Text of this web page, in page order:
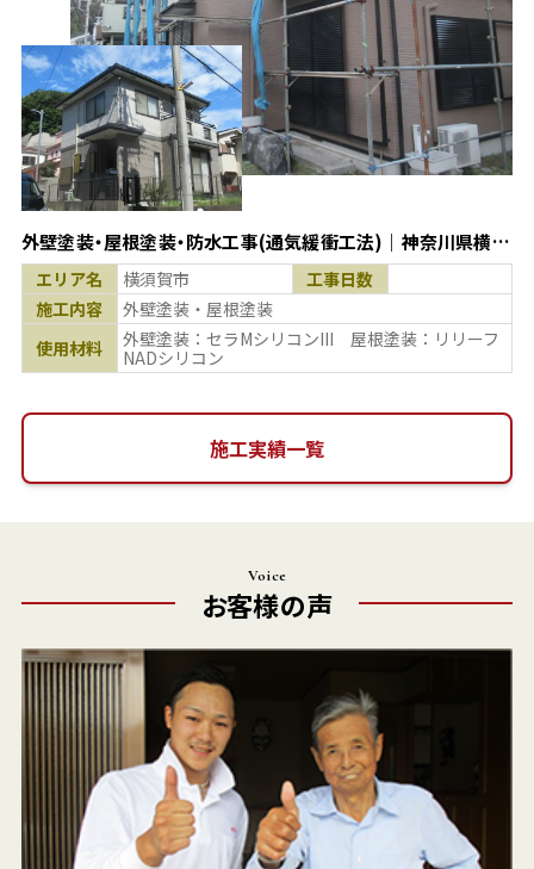
外壁塗装・屋根塗装・防水工事(通気緩衝工法)｜神奈川県横須
賀市
エリア名 横須賀市
工事日数
施工内容
外壁塗装・屋根塗装
使用材料
外壁塗装：セラMシリコンIII 屋根塗装：リリーフ
NADシリコン
施工実績一覧
Voice
お客様の声